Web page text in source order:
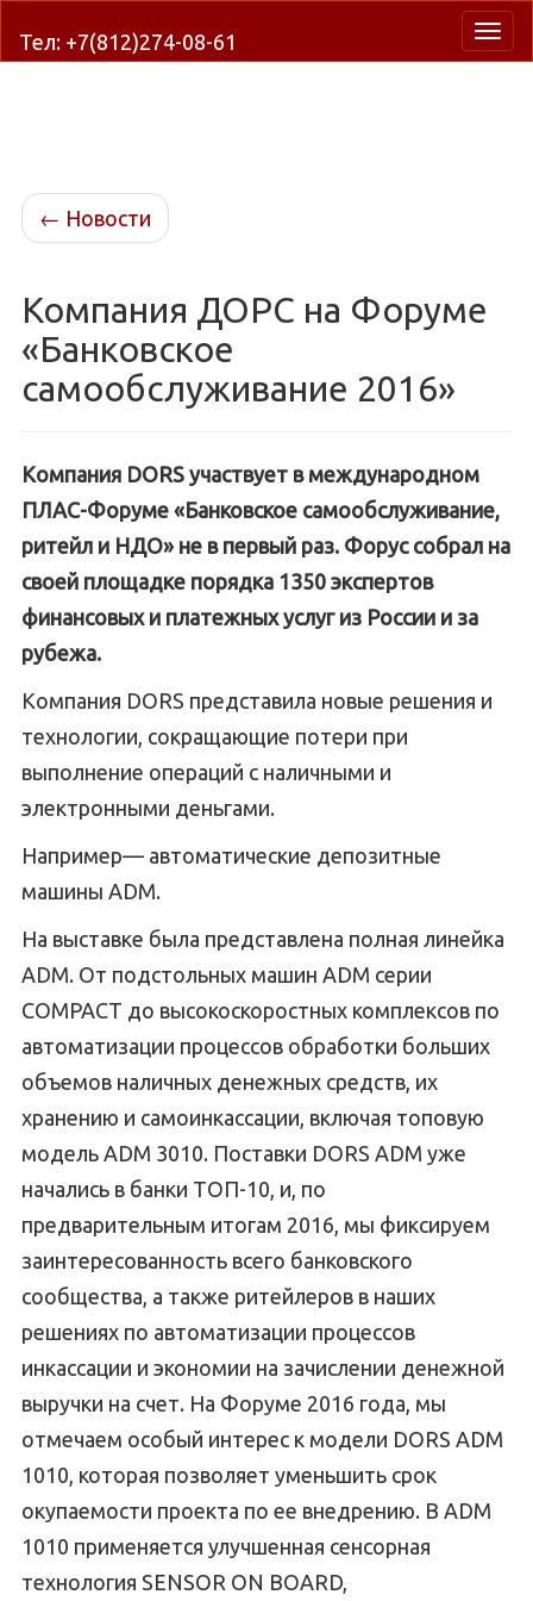
Тел: +7(812)274-08-61
← Новости
Компания ДОРС на Форуме
«Банковское
самообслуживание 2016»
Компания DORS участвует в международном
ПЛАС-Форуме «Банковское самообслуживание,
ритейл и НДО» не в первый раз. Форус собрал на
своей площадке порядка 1350 экспертов
финансовых и платежных услуг из России и за
рубежа.
Компания DORS представила новые решения и
технологии, сокращающие потери при
выполнение операций с наличными и
электронными деньгами.
Например— автоматические депозитные
машины ADM.
На выставке была представлена полная линейка
ADM. От подстольных машин ADM серии
COMPACT до высокоскоростных комплексов по
автоматизации процессов обработки больших
объемов наличных денежных средств, их
хранению и самоинкассации, включая топовую
модель ADM 3010. Поставки DORS ADM уже
начались в банки ТОП-10, и, по
предварительным итогам 2016, мы фиксируем
заинтересованность всего банковского
сообщества, а также ритейлеров в наших
решениях по автоматизации процессов
инкассации и экономии на зачислении денежной
выручки на счет. На Форуме 2016 года, мы
отмечаем особый интерес к модели DORS ADM
1010, которая позволяет уменьшить срок
окупаемости проекта по ее внедрению. В ADM
1010 применяется улучшенная сенсорная
технология SENSOR ON BOARD,